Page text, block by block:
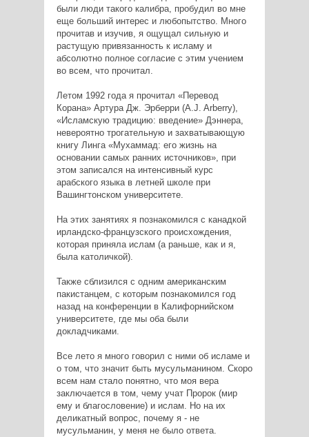
были люди такого калибра, пробудил во мне
еще больший интерес и любопытство. Много
прочитав и изучив, я ощущал сильную и
растущую привязанность к исламу и
абсолютно полное согласие с этим учением
во всем, что прочитал.
Летом 1992 года я прочитал «Перевод
Корана» Артура Дж. Эрберри (A.J. Arberry),
«Исламскую традицию: введение» Дэннера,
невероятно трогательную и захватывающую
книгу Линга «Мухаммад: его жизнь на
основании самых ранних источников», при
этом записался на интенсивный курс
арабского языка в летней школе при
Вашингтонском университете.
На этих занятиях я познакомился с канадкой
ирландско-французского происхождения,
которая приняла ислам (а раньше, как и я,
была католичкой).
Также сблизился с одним американским
пакистанцем, с которым познакомился год
назад на конференции в Калифорнийском
университете, где мы оба были
докладчиками.
Все лето я много говорил с ними об исламе и
о том, что значит быть мусульманином. Скоро
всем нам стало понятно, что моя вера
заключается в том, чему учат Пророк (мир
ему и благословение) и ислам. Но на их
деликатный вопрос, почему я - не
мусульманин, у меня не было ответа.